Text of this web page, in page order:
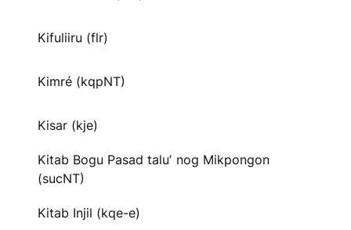
Kifuliiru (flr)
Kimré (kqpNT)
Kisar (kje)
Kitab Bogu Pasad taluʼ nog Mikpongon
(sucNT)
Kitab Injil (kqe-e)